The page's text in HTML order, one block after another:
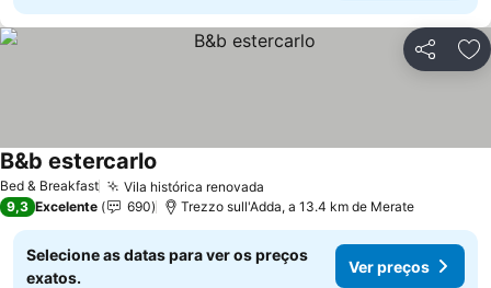
Partilhar
Bed & Breakfast Vila histórica renovada
B&b estercarlo
9,3 Excelente 690 Trezzo sull'Adda, a 13.4 km de Merate
Selecione as datas para ver os preços
exatos.
Ver preços